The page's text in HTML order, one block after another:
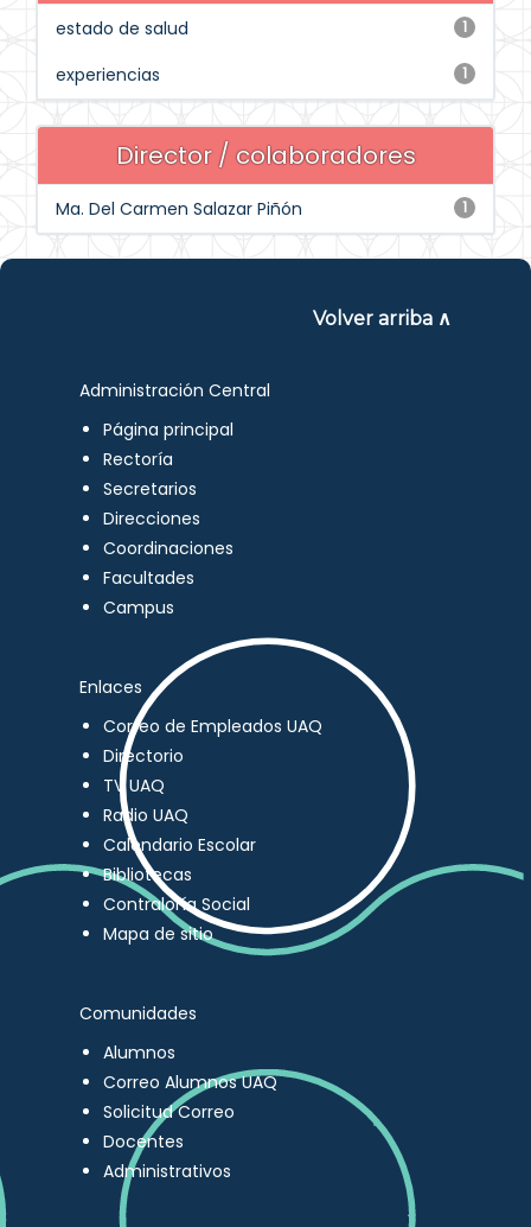
1
estado de salud
1
experiencias
Director / colaboradores
1
Ma. Del Carmen Salazar Piñón
Volver arriba ∧
Administración Central
Página principal
Rectoría
Secretarios
Direcciones
Coordinaciones
Facultades
Campus
Enlaces
Correo de Empleados UAQ
Directorio
TV UAQ
Radio UAQ
Calendario Escolar
Bibliotecas
Contraloría Social
Mapa de sitio
Comunidades
Alumnos
Correo Alumnos UAQ
Solicitud Correo
Docentes
Administrativos